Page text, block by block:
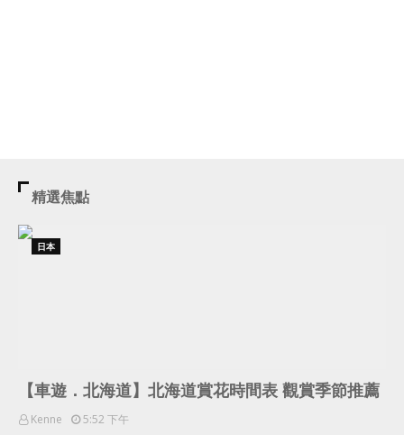
精選焦點
日本
【車遊．北海道】北海道賞花時間表 觀賞季節推薦
Kenne
5:52 下午